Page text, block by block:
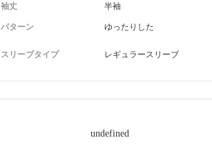
袖丈 半袖
パターン ゆったりした
スリーブタイプ レギュラースリーブ